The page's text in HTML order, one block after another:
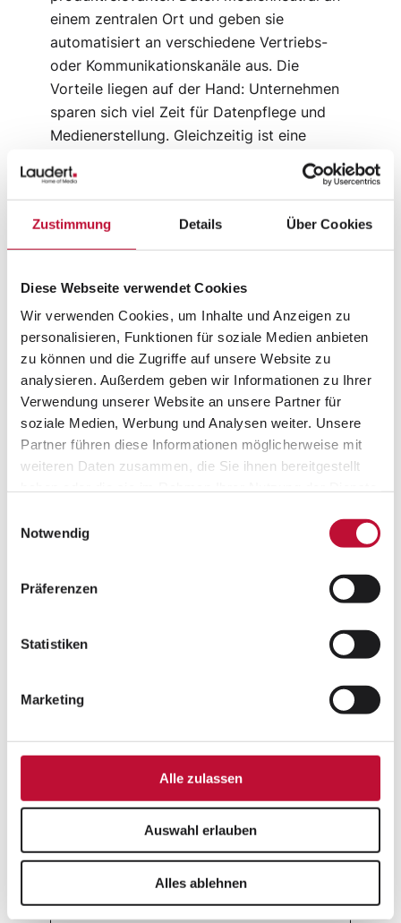
Zustimmung Details Über Cookies
Diese Webseite verwendet Cookies
Wir verwenden Cookies, um Inhalte und Anzeigen zu
personalisieren, Funktionen für soziale Medien anbieten
zu können und die Zugriffe auf unsere Website zu
analysieren. Außerdem geben wir Informationen zu Ihrer
Verwendung unserer Website an unsere Partner für
soziale Medien, Werbung und Analysen weiter. Unsere
Partner führen diese Informationen möglicherweise mit
weiteren Daten zusammen, die Sie ihnen bereitgestellt
Datenschutzerklärung
Notwendig
Präferenzen
Statistiken
Marketing
Alle zulassen
Auswahl erlauben
Alles ablehnen
einem zentralen Ort und geben sie
automatisiert an verschiedene Vertriebs-
oder Kommunikationskanäle aus. Die
Vorteile liegen auf der Hand: Unternehmen
sparen sich viel Zeit für Datenpflege und
Medienerstellung. Gleichzeitig ist eine
sichergestellt.
Doch aus der Vielzahl an Lösungen am
Auch bei der anschließenden
Implementierung lauern viele Fallstricke. Mit
unserem Whitepaper wollen wir dich auf
dem Weg zu einem PIM-System
begleiten. Wir hoffen, die Informationen und
Tipps sind für deine Entscheidung hilfreich.
Kapitelübersicht:
02: Vorteile eines PIM-Systems
04: Wie du das passende PIM-System
05: 6 Gründe, warum PIM-Projekte